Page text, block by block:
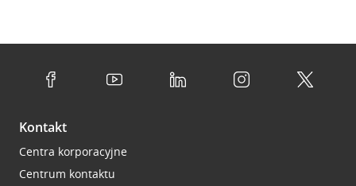
Kontakt
Centra korporacyjne
Centrum kontaktu